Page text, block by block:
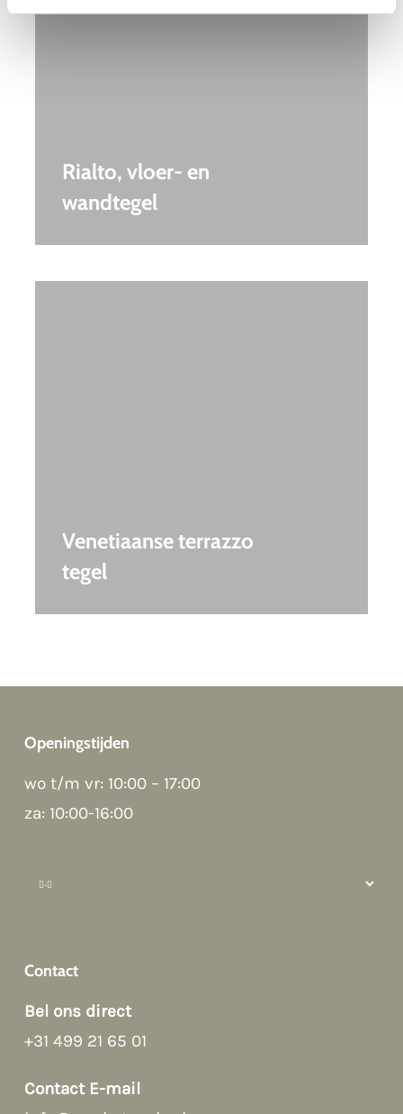
Rialto, vloer- en
wandtegel
Venetiaanse terrazzo
tegel
Openingstijden
wo t/m vr: 10:00 – 17:00
za: 10:00-16:00
Contact
Bel ons direct
+31 499 21 65 01
Contact E-mail
Good afternoon 👋
Hoi! Kunnen we ergens bij helpen?